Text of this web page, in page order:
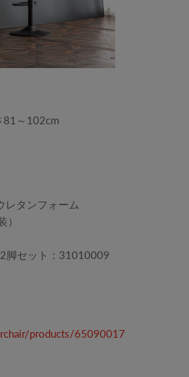
81～102cm
レタンフォーム
脚セット：31010009
products/65090017